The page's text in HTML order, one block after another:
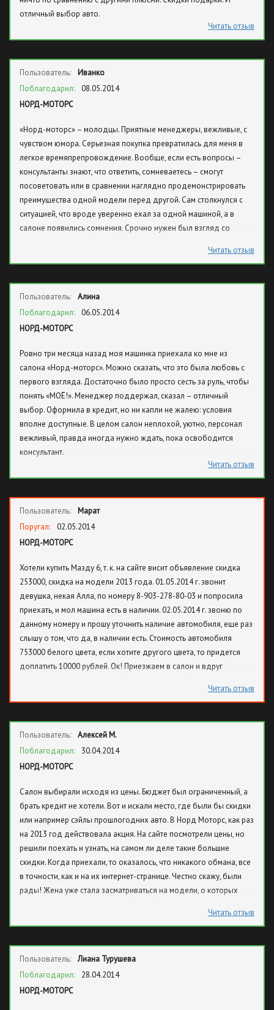
отличный выбор авто.
Читать отзыв
Пользователь:
Иванко
Поблагодарил:
08.05.2014
НОРД-МОТОРС
«Норд-моторс» – молодцы. Приятные менеджеры, вежливые, с
чувством юмора. Серьезная покупка превратилась для меня в
легкое времяпрепровождение. Вообще, если есть вопросы –
консультанты знают, что ответить, сомневаетесь – смогут
посоветовать или в сравнении наглядно продемонстрировать
преимущества одной модели перед другой. Сам столкнулся с
ситуацией, что вроде уверенно ехал за одной машиной, а в
салоне появились сомнения. Срочно нужен был взгляд со
Читать отзыв
Пользователь:
Алина
Поблагодарил:
06.05.2014
НОРД-МОТОРС
Ровно три месяца назад моя машинка приехала ко мне из
салона «Норд-моторс». Можно сказать, что это была любовь с
первого взгляда. Достаточно было просто сесть за руль, чтобы
понять «МОЁ!». Менеджер поддержал, сказал – отличный
выбор. Оформила в кредит, но ни капли не жалею: условия
вполне доступные. В целом салон неплохой, уютно, персонал
вежливый, правда иногда нужно ждать, пока освободится
консультант.
Читать отзыв
Пользователь:
Марат
Поругал:
02.05.2014
НОРД-МОТОРС
Хотели купить Мазду 6, т. к. на сайте висит объявление скидка
253000, скидка на модели 2013 года. 01.05.2014 г. звонит
девушка, некая Алла, по номеру 8-903-278-80-03 и попросила
приехать, и мол машина есть в наличии. 02.05.2014 г. звоню по
данному номеру и прошу уточнить наличие автомобиля, еще раз
слышу о том, что да, в наличии есть. Стоимость автомобиля
753000 белого цвета, если хотите другого цвета, то придется
доплатить 10000 рублей. Ок! Приезжаем в салон и вдруг
теперь возросла до 1000000 рублей. Кстати, с этим же вопросом
На наш вопрос, почему по телефону дезинформируют, только
развели руками и сказали, что это некая реклама. Якобы девушки
на телефоне не имеют информации по наличию товара. Вопрос:
"Откуда она тогда взяла эти данные"??? Находясь в автосалоне
автомобили есть в наличии", переспрашиваю - ответ да конечно
и т. д". Когда я сказал, что нахожусь уже в салоне, Аллочка
начала заикаться и бросила трубку. Перезвонил несколько раз, в
ответ тишина. Прочитав все отзывы, решил убедиться сам. Все
таки не бывает чудес. Вывод - не езжайте в этот НОРД МОТОРС.
Все положительные отзывы на сайте пишут сами сотрудники, о
чем не раз уже было сказано. Кстати по поводу сотрудников,
никакого качества обслуживания. Сам работаю в сфере
эта, еще есть чему учиться и вместо того, чтобы разводить
людям и работе, долго не продержитесь.
Читать отзыв
Пользователь:
Алексей М.
Поблагодарил:
30.04.2014
НОРД-МОТОРС
Салон выбирали исходя из цены. Бюджет был ограниченный, а
брать кредит не хотели. Вот и искали место, где были бы скидки
или например сэйлы прошлогодних авто. В Норд Моторс, как раз
на 2013 год действовала акция. На сайте посмотрели цены, но
решили поехать и узнать, на самом ли деле такие большие
скидки. Когда приехали, то оказалось, что никакого обмана, все
в точности, как и на их интернет-странице. Честно скажу, были
рады! Жена уже стала засматриваться на модели, о которых
их. В итоге остановились на солярис хэчбэк. Ребятам
Читать отзыв
Пользователь:
Лиана Турушева
Поблагодарил:
28.04.2014
НОРД-МОТОРС